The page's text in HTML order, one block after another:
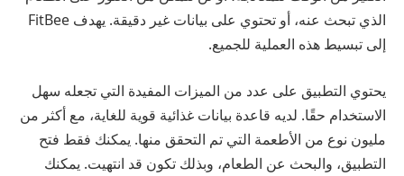
الذي تبحث عنه، أو تحتوي على بيانات غير دقيقة. يهدف FitBee
إلى تبسيط هذه العملية للجميع.
يحتوي التطبيق على عدد من الميزات المفيدة التي تجعله سهل
الاستخدام حقًا. لديه قاعدة بيانات غذائية قوية للغاية، مع أكثر من
مليون نوع من الأطعمة التي تم التحقق منها. يمكنك فقط فتح
التطبيق، والبحث عن الطعام، وبذلك تكون قد انتهيت. يمكنك